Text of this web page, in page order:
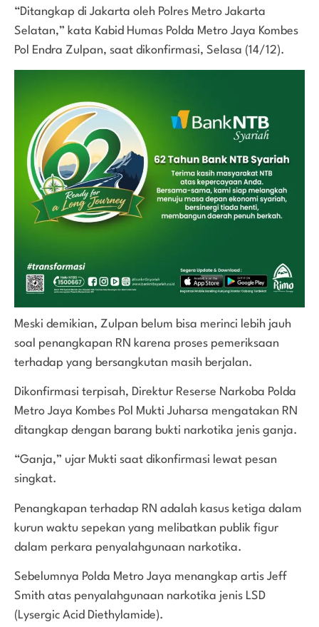
“Ditangkap di Jakarta oleh Polres Metro Jakarta
Selatan,” kata Kabid Humas Polda Metro Jaya Kombes
Pol Endra Zulpan, saat dikonfirmasi, Selasa (14/12).
Meski demikian, Zulpan belum bisa merinci lebih jauh
soal penangkapan RN karena proses pemeriksaan
terhadap yang bersangkutan masih berjalan.
Dikonfirmasi terpisah, Direktur Reserse Narkoba Polda
Metro Jaya Kombes Pol Mukti Juharsa mengatakan RN
ditangkap dengan barang bukti narkotika jenis ganja.
“Ganja,” ujar Mukti saat dikonfirmasi lewat pesan
singkat.
Penangkapan terhadap RN adalah kasus ketiga dalam
kurun waktu sepekan yang melibatkan publik figur
dalam perkara penyalahgunaan narkotika.
Sebelumnya Polda Metro Jaya menangkap artis Jeff
Smith atas penyalahgunaan narkotika jenis LSD
(Lysergic Acid Diethylamide).